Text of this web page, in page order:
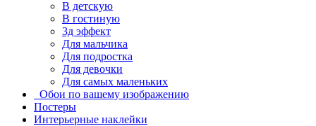
В детскую
В гостиную
3д эффект
Для мальчика
Для подростка
Для девочки
Для самых маленьких
Обои по вашему изображению
Постеры
Интерьерные наклейки